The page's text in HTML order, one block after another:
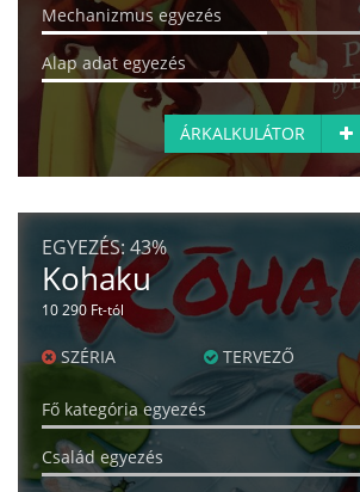
Mechanizmus egyezés
Alap adat egyezés
ÁRKALKULÁTOR
EGYEZÉS: 43%
Kohaku
10 290 Ft-tól
SZÉRIA TERVEZŐ
Fő kategória egyezés
Család egyezés